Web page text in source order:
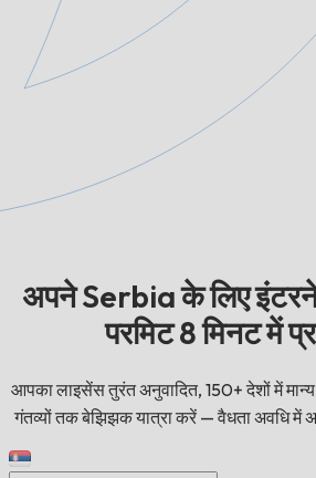
अपने Serbia के लिए
परमिट 8 मिनट में
आपका लाइसेंस तुरंत अनुवादित, 150+ देशों में
गंतव्यों तक बेझिझक यात्रा करें — वैधता अवधि में